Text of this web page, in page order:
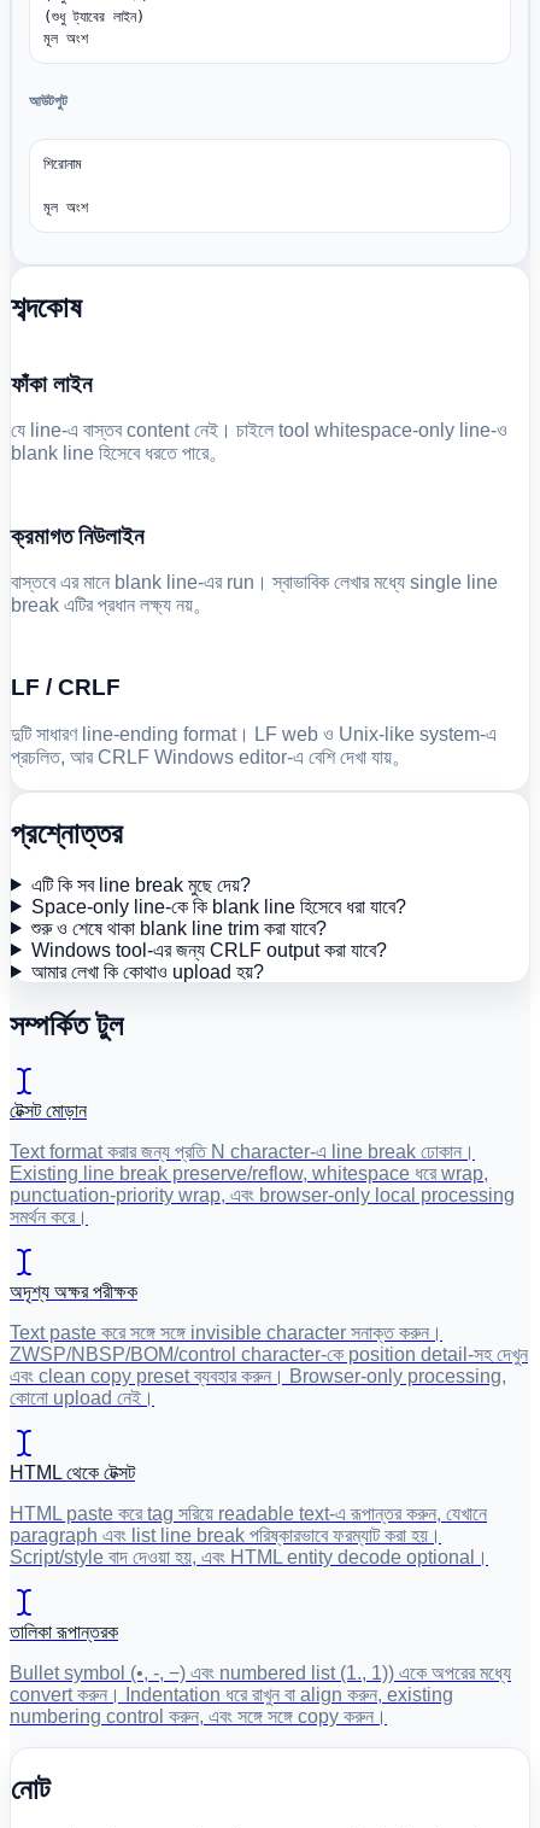
(শুধু ট্যাবের লাইন)
মূল অংশ
আউটপুট
শিরোনাম
মূল অংশ
শব্দকোষ
ফাঁকা লাইন
যে line-এ বাস্তব content নেই। চাইলে tool whitespace-only line-ও
blank line হিসেবে ধরতে পারে。
ক্রমাগত নিউলাইন
বাস্তবে এর মানে blank line-এর run। স্বাভাবিক লেখার মধ্যে single line
break এটির প্রধান লক্ষ্য নয়。
LF / CRLF
দুটি সাধারণ line-ending format। LF web ও Unix-like system-এ
প্রচলিত, আর CRLF Windows editor-এ বেশি দেখা যায়。
প্রশ্নোত্তর
এটি কি সব line break মুছে দেয়?
Space-only line-কে কি blank line হিসেবে ধরা যাবে?
শুরু ও শেষে থাকা blank line trim করা যাবে?
Windows tool-এর জন্য CRLF output করা যাবে?
আমার লেখা কি কোথাও upload হয়?
সম্পর্কিত টুল
টেক্সট মোড়ান
Text format করার জন্য প্রতি N character-এ line break ঢোকান।
Existing line break preserve/reflow, whitespace ধরে wrap,
punctuation-priority wrap, এবং browser-only local processing
সমর্থন করে।
অদৃশ্য অক্ষর পরীক্ষক
Text paste করে সঙ্গে সঙ্গে invisible character সনাক্ত করুন।
ZWSP/NBSP/BOM/control character-কে position detail-সহ দেখুন
এবং clean copy preset ব্যবহার করুন। Browser-only processing,
কোনো upload নেই।
HTML থেকে টেক্সট
HTML paste করে tag সরিয়ে readable text-এ রূপান্তর করুন, যেখানে
paragraph এবং list line break পরিষ্কারভাবে ফরম্যাট করা হয়।
Script/style বাদ দেওয়া হয়, এবং HTML entity decode optional।
তালিকা রূপান্তরক
Bullet symbol (•, -, −) এবং numbered list (1., 1)) একে অপরের মধ্যে
convert করুন। Indentation ধরে রাখুন বা align করুন, existing
numbering control করুন, এবং সঙ্গে সঙ্গে copy করুন।
নোট